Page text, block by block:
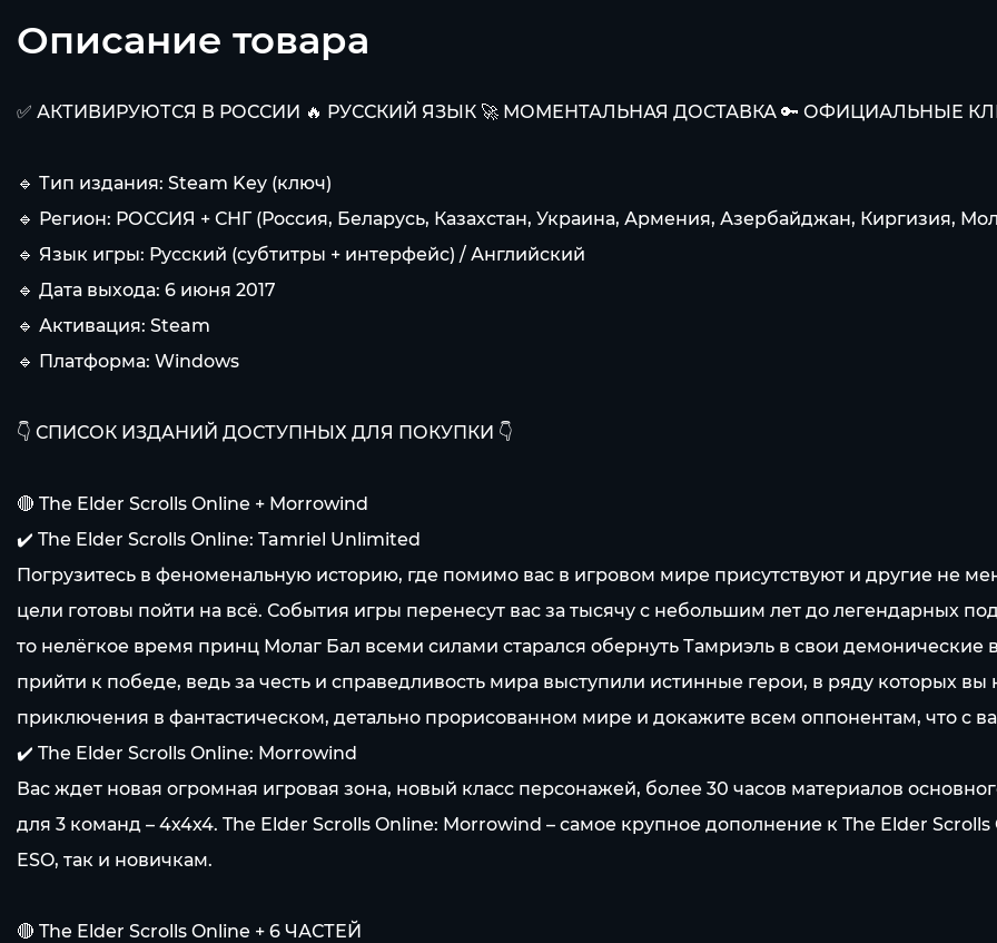
Описание товара
✅ АКТИВИРУЮТСЯ В РОССИИ 🔥 РУССКИЙ ЯЗЫК 🚀 МОМЕНТАЛЬНАЯ ДОСТАВКА 🔑 ОФИЦИАЛЬНЫЕ
🔹 Тип издания: Steam Key (ключ)
🔹 Регион: РОССИЯ + СНГ (Россия, Беларусь, Казахстан, Украина, Армения, Азербайджан, Киргизия,
🔹 Язык игры: Русский (субтитры + интерфейс) / Английский
🔹 Дата выхода: 6 июня 2017
🔹 Активация: Steam
🔹 Платформа: Windows
👇 СПИСОК ИЗДАНИЙ ДОСТУПНЫХ ДЛЯ ПОКУПКИ 👇
🔴 The Elder Scrolls Online + Morrowind
✔️ The Elder Scrolls Online: Tamriel Unlimited
Погрузитесь в феноменальную историю, где помимо вас в игровом мире присутствуют и другие не
цели готовы пойти на всё. События игры перенесут вас за тысячу с небольшим лет до легендарных
то нелёгкое время принц Молаг Бал всеми силами старался обернуть Тамриэль в свои
прийти к победе, ведь за честь и справедливость мира выступили истинные герои, в ряду которых
приключения в фантастическом, детально прорисованном мире и докажите всем оппонентам, что с
✔️ The Elder Scrolls Online: Morrowind
Вас ждет новая огромная игровая зона, новый класс персонажей, более 30 часов материалов
для 3 команд – 4х4х4. The Elder Scrolls Online: Morrowind – самое крупное дополнение к The Elder
ESO, так и новичкам.
🔴 The Elder Scrolls Online + 6 ЧАСТЕЙ